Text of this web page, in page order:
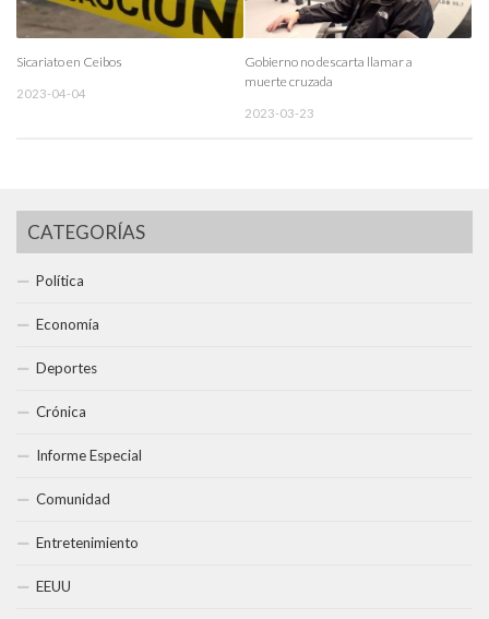
Sicariato en Ceibos
2023-04-04
Gobierno no descarta llamar a
muerte cruzada
2023-03-23
CATEGORÍAS
Política
Economía
Deportes
Crónica
Informe Especial
Comunidad
Entretenimiento
EEUU